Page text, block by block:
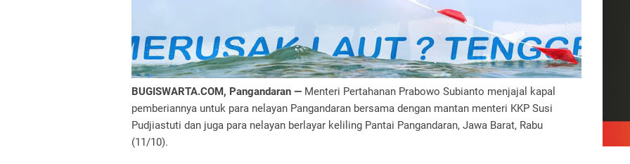
BUGISWARTA.COM, Pangandaran — Menteri Pertahanan Prabowo Subianto menjajal kapal
pemberiannya untuk para nelayan Pangandaran bersama dengan mantan menteri KKP Susi
Pudjiastuti dan juga para nelayan berlayar keliling Pantai Pangandaran, Jawa Barat, Rabu
(11/10).